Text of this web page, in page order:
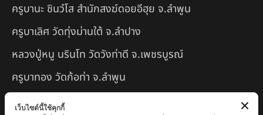
ครูบานะ ชินวํโส สำนักสงฆ์ดอยอีฮุย จ.ลำพูน
ครูบาเลิศ วัดทุ่งม่านใต้ จ.ลำปาง
หลวงปู่หนู นรินโท วัดวังท่าดี จ.เพชรบูรณ์
ครูบาทอง วัดก้อท่า จ.ลำพูน
ครูบาตุ๊เจ้าปู่หว่าหลิ่ง วิระทะโย วัดเวฬุวัน อ.เชียงดาว
เว็บไซต์นี้ใช้คุกกี้